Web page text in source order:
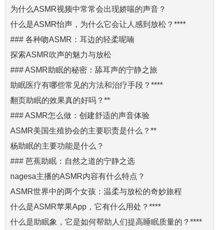
为什么ASMR视频中常常会出现娇喘的声音？
什么是ASMR怡声，为什么它会让人感到放松？****
### 各种吻ASMR：耳边的轻柔呢喃
探索ASMR吹声的魅力与放松
### ASMR助眠的秘密：舔耳声的宁静之旅
助眠医疗有哪些常见的方法和治疗手段？****
翻页助眠的效果真的好吗？**
### ASMR怎么做：创建舒适的声音体验
ASMR美国生殖协会的主要职责是什么？**
杨助眠的主要功能是什么？
### 芭蕉助眠：自然之道的宁静之选
nagesa主播的ASMR内容有什么特点？
ASMR世界中的两个女孩：温柔与放松的奇妙旅程
什么是ASMR苹果App，它有什么用处？****
什么是助眠象，它是如何帮助人们提高睡眠质量的？****